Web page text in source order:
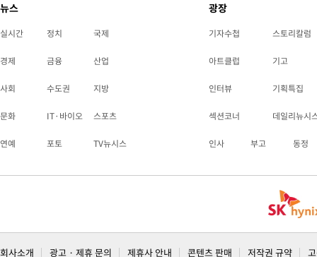
뉴스
실시간 정치 국제
경제 금융 산업
사회 수도권 지방
문화 IT·바이오 스포츠
연예 포토 TV뉴시스
광장
기자수첩 스토리칼럼
아트클럽 기고
인터뷰 기획특집
섹션코너 데일리뉴시
인사 부고 동정
회사소개 광고 · 제휴 문의 제휴사 안내 콘텐츠 판매 저작권 규약